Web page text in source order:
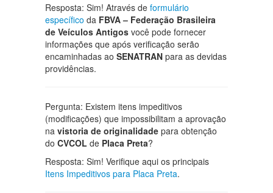
Resposta: Sim! Através de formulário
específico da FBVA – Federação Brasileira
de Veículos Antigos você pode fornecer
informações que após verificação serão
encaminhadas ao SENATRAN para as devidas
providências.
Pergunta: Existem itens impeditivos
(modificações) que impossibilitam a aprovação
na vistoria de originalidade para obtenção
do CVCOL de Placa Preta?
Resposta: Sim! Verifique aqui os principais
Itens Impeditivos para Placa Preta.